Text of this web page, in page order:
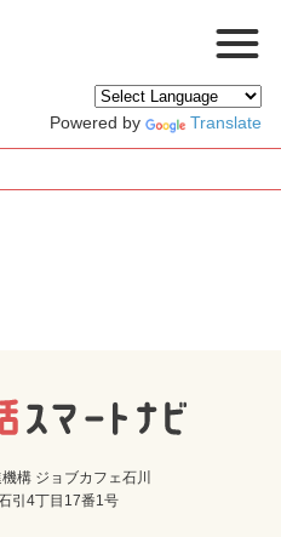
Powered by Translate
会員登録
構 ジョブカフェ石川
引4丁目17番1号